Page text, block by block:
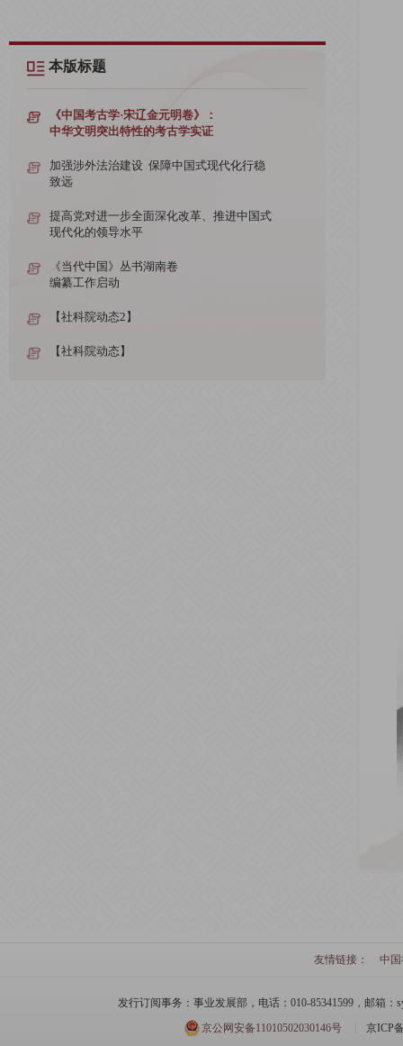
本版标题
《中国考古学·宋辽金元明卷》：
中华文明突出特性的考古学实证
加强涉外法治建设 保障中国式现代化行稳
致远
提高党对进一步全面深化改革、推进中国式
现代化的领导水平
《当代中国》丛书湖南卷
编纂工作启动
【社科院动态2】
【社科院动态】
友情链接： 中
发行订阅事务：事业发展部，电话：010-85341599，邮箱：
京公网安备11010502030146号
京ICP